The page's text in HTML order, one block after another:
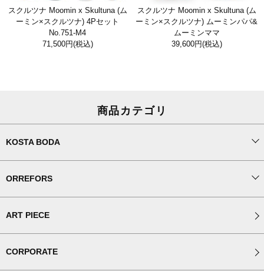
スクルツナ Moomin x Skultuna (ム
ーミン×スクルツナ) 4Pセット
No.751-M4
71,500円(税込)
スクルツナ Moomin x Skultuna (ム
ーミン×スクルツナ) ムーミンパパ&
ムーミンママ
39,600円(税込)
商品カテゴリ
KOSTA BODA
ORREFORS
ART PIECE
CORPORATE